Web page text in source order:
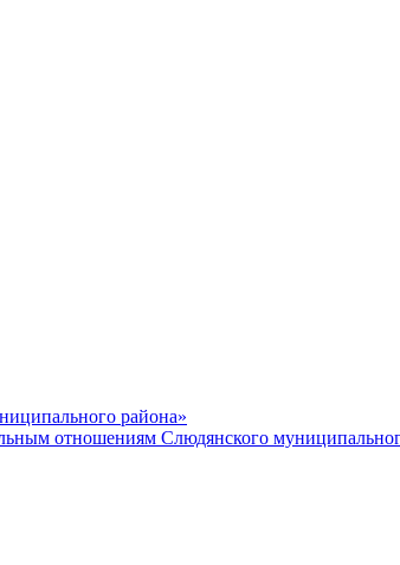
района»
отношениям Слюдянского